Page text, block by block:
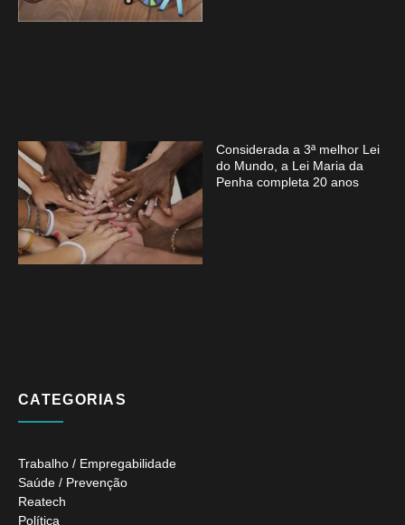
Considerada a 3ª melhor Lei
do Mundo, a Lei Maria da
Penha completa 20 anos
CATEGORIAS
Trabalho / Empregabilidade
Saúde / Prevenção
Reatech
Política